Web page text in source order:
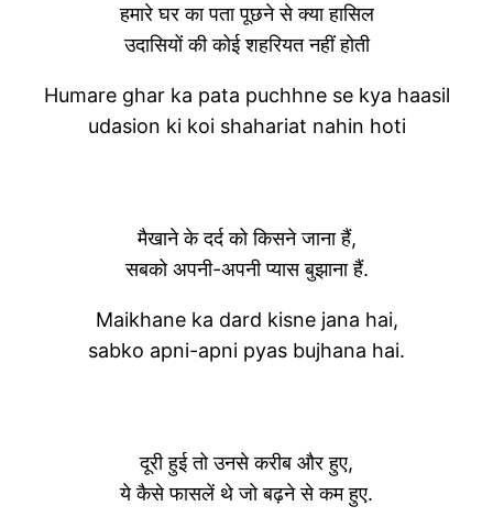
हमारे घर का पता पूछने से क्या हासिल
उदासियों की कोई शहरियत नहीं होती
Humare ghar ka pata puchhne se kya haasil
udasion ki koi shahariat nahin hoti
मैखाने के दर्द को किसने जाना हैं,
सबको अपनी-अपनी प्यास बुझाना हैं.
Maikhane ka dard kisne jana hai,
sabko apni-apni pyas bujhana hai.
दूरी हुई तो उनसे करीब और हुए,
ये कैसे फासलें थे जो बढ़ने से कम हुए.